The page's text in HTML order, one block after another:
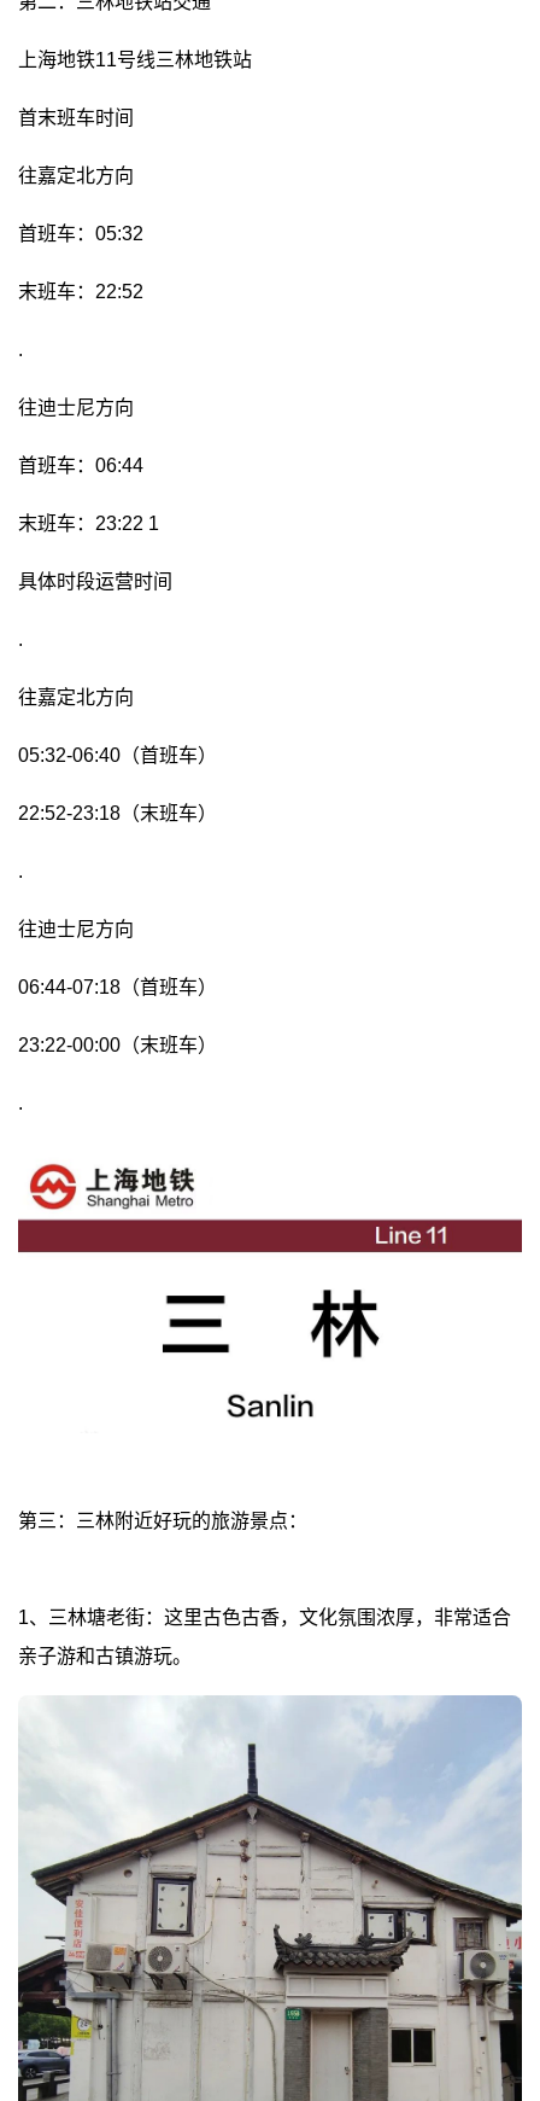
上海地铁11号线三林地铁站
首末班车时间
往嘉定北方向
首班车：05:32
末班车：22:52
.
往迪士尼方向
首班车：06:44
末班车：23:22 1
具体时段运营时间
.
往嘉定北方向
05:32-06:40（首班车）
22:52-23:18（末班车）
.
往迪士尼方向
06:44-07:18（首班车）
23:22-00:00（末班车）
.
第三：三林附近好玩的旅游景点：
1、三林塘老街：这里古色古香，文化氛围浓厚，非常适合
亲子游和古镇游玩。